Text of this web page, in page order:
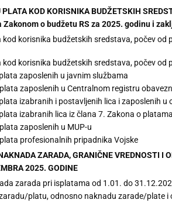
KOD KORISNIKA BUDŽETSKIH
o budžetu RS za 2025. godinu i
korisnika budžetskih sredstava, počev
korisnika budžetskih sredstava, počev od
zaposlenih u javnim službama
zaposlenih u Centralnom registru
izabranih i postavljenih lica i zaposlenih
izabranih lica iz člana 7. Zakona o
zaposlenih u MUP-u
profesionalnih pripadnika Vojske
ZARADA, GRANIČNE VREDNOSTI I
2025. GODINE
zarada pri isplatama od 1.01. do
platu, odnosno naknadu zarade/plate i